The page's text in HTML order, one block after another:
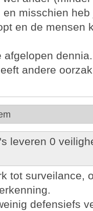
misschien
en de mensen
afgelopen dennia.
andere
leveren 0
tot surveilance,
defensiefs